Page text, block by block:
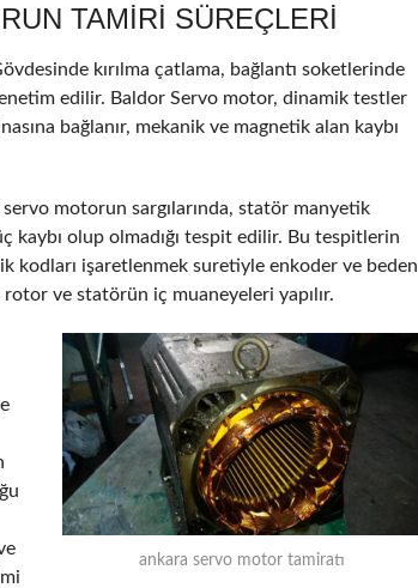
TAMIRI SÜREÇLERI
kırılma çatlama, bağlantı soketlerinde
edilir. Baldor Servo motor, dinamik testler
bağlanır, mekanik ve magnetik alan kaybı
motorun sargılarında, statör manyetik
kaybı olup olmadığı tespit edilir. Bu tespitlerin
kodları işaretlenmek suretiyle enkoder ve beden
ve statörün iç muaneyeleri yapılır.
ankara servo motor tamiratı